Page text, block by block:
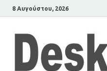
8 Αυγούστου, 2026